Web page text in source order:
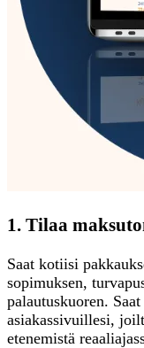
1. Tilaa
Saat kotiisi
sopimuksen,
palautuskuoren.
asiakassivuillesi,
etenemistä